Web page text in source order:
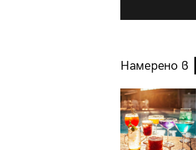
Намерено в